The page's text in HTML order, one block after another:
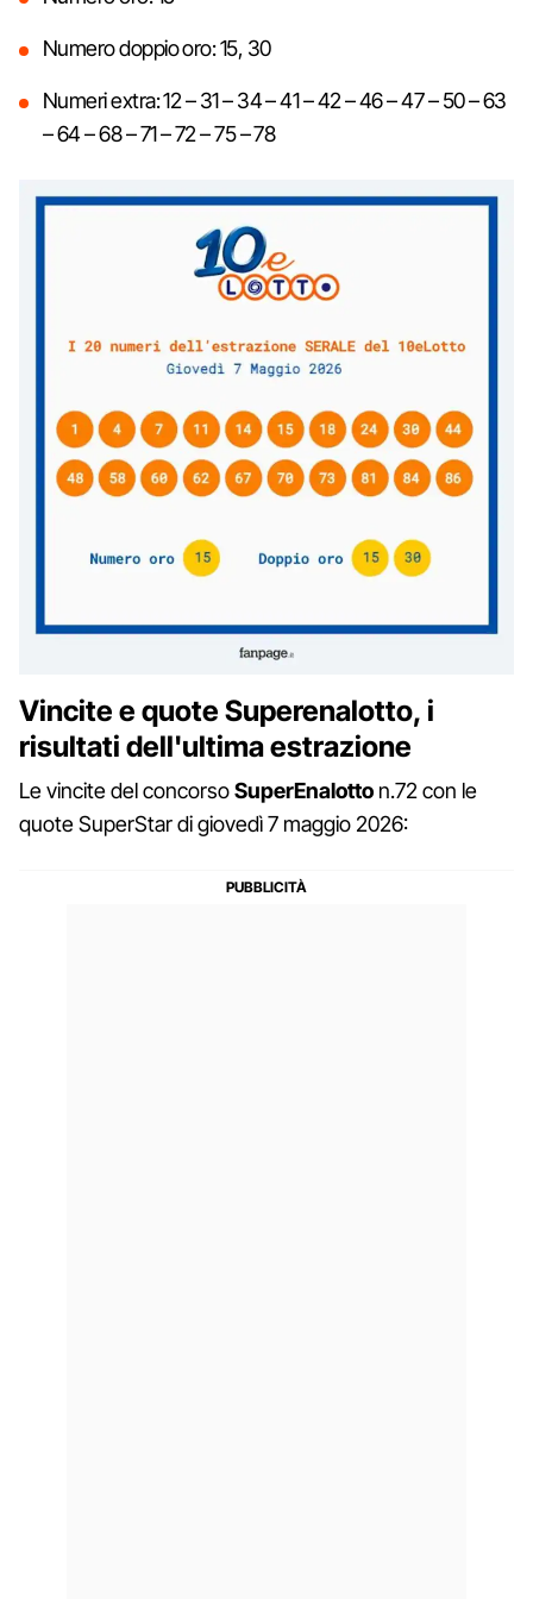
Numero doppio oro: 15, 30
Numeri extra: 12 – 31 – 34 – 41 – 42 – 46 – 47 – 50 – 63
– 64 – 68 – 71 – 72 – 75 – 78
Vincite e quote Superenalotto, i
risultati dell'ultima estrazione
Le vincite del concorsoSuperEnalotto n.72 con le
quote SuperStar di giovedì 7 maggio 2026: